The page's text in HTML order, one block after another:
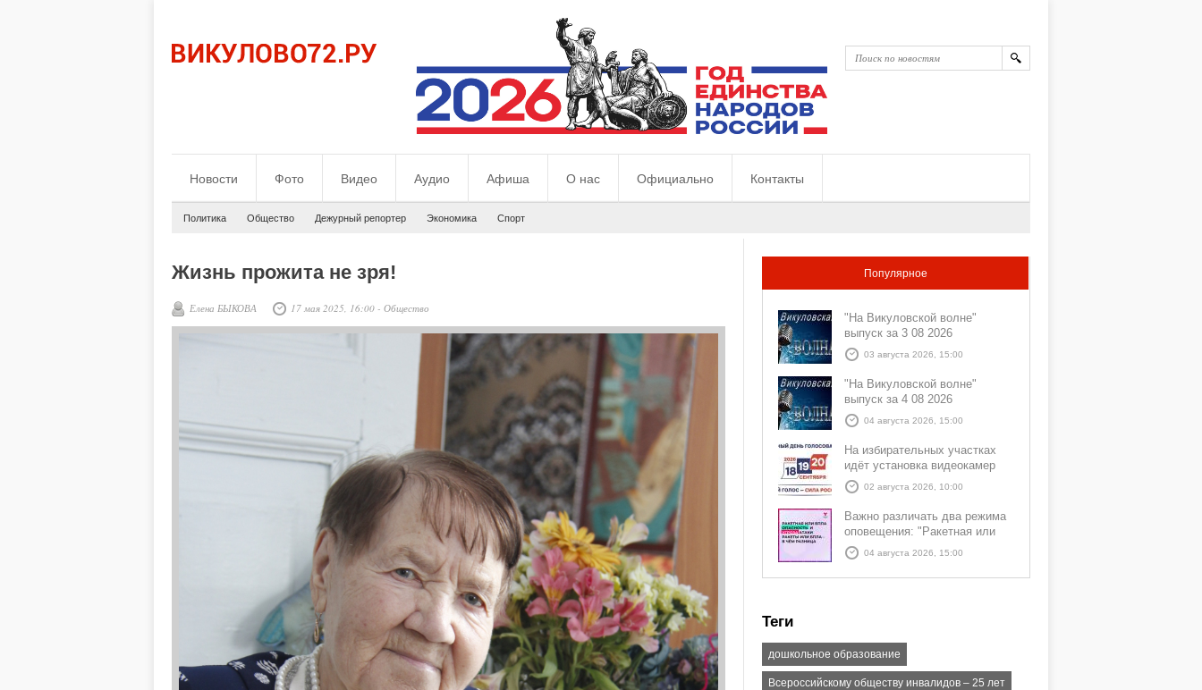
Новости Фото Видео Аудио Афиша О нас Официально Контакты
Политика Общество Дежурный репортер Экономика Спорт
Жизнь прожита не зря!
Елена БЫКОВА 17 мая 2025, 16:00 - Общество
Популярное
"На Викуловской волне"
выпуск за 3 08 2026
03 августа 2026, 15:00
"На Викуловской волне"
выпуск за 4 08 2026
04 августа 2026, 15:00
На избирательных участках
идёт установка видеокамер
02 августа 2026, 10:00
Важно различать два режима
оповещения: "Ракетная или
БПЛА опасность" и "Угроза
атаки ракеты или БПЛА"
04 августа 2026, 15:00
Теги
дошкольное образование
Всероссийскому обществу инвалидов – 25 лет